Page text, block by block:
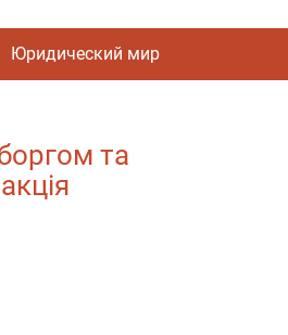
Юридический мир
та